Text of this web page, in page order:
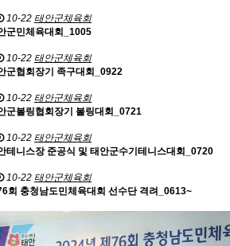
10-22 태안군체육회
군민체육대회_1005
10-22 태안군체육회
군협회장기 족구대회_0922
10-22 태안군체육회
군볼링협회장기 볼링대회_0721
10-22 태안군체육회
테니스장 준공식 및 태안군수기테니스대회_0720
10-22 태안군체육회
회 충청남도민체육대회 선수단 격려_0613~